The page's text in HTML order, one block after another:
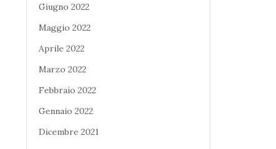
Giugno 2022
Maggio 2022
Aprile 2022
Marzo 2022
Febbraio 2022
Gennaio 2022
Dicembre 2021